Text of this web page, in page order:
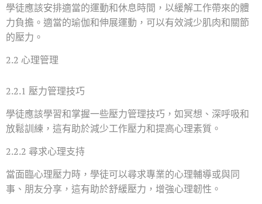
學徒應該安排適當的運動和休息時間，以緩解工作帶來的體
力負擔。適當的瑜伽和伸展運動，可以有效減少肌肉和關節
的壓力。
2.2 心理管理
2.2.1 壓力管理技巧
學徒應該學習和掌握一些壓力管理技巧，如冥想、深呼吸和
放鬆訓練，這有助於減少工作壓力和提高心理素質。
2.2.2 尋求心理支持
當面臨心理壓力時，學徒可以尋求專業的心理輔導或與同
事、朋友分享，這有助於舒緩壓力，增強心理韌性。